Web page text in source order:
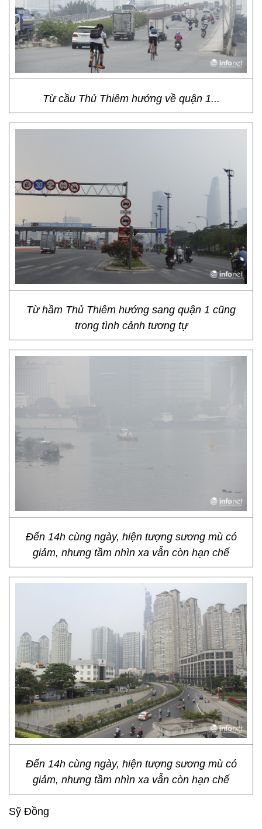
Từ cầu Thủ Thiêm hướng về quận 1...
Từ hầm Thủ Thiêm hướng sang quận 1 cũng
trong tình cảnh tương tự
Đến 14h cùng ngày, hiện tượng sương mù có
giảm, nhưng tầm nhìn xa vẫn còn hạn chế
Đến 14h cùng ngày, hiện tượng sương mù có
giảm, nhưng tầm nhìn xa vẫn còn hạn chế
Sỹ Đồng